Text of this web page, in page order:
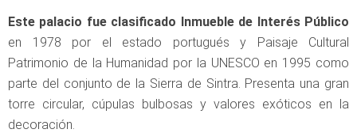
Este palacio fue clasificado Inmueble de Interés Público
en 1978 por el estado portugués y Paisaje Cultural
Patrimonio de la Humanidad por la UNESCO en 1995 como
parte del conjunto de la Sierra de Sintra. Presenta una gran
torre circular, cúpulas bulbosas y valores exóticos en la
decoración.